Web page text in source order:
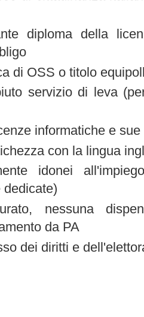
diploma della
di OSS o titolo
servizio di leva
informatiche e
con la lingua
idonei
dedicate)
nessuna
da PA
dei diritti e